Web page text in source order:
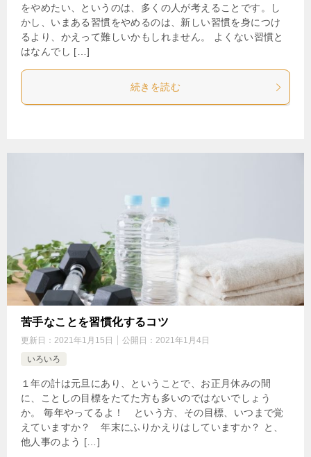
をやめたい、というのは、多くの人が考えることです。し
かし、いまある習慣をやめるのは、新しい習慣を身につけ
るより、かえって難しいかもしれません。 よくない習慣と
はなんでし […]
続きを読む
苦手なことを習慣化するコツ
更新日： 2021年1月15日 公開日： 2021年1月4日
いろいろ
１年の計は元旦にあり、ということで、お正月休みの間
に、ことしの目標をたてた方も多いのではないでしょう
か。 毎年やってるよ！ という方、その目標、いつまで覚
えていますか？ 年末にふりかえりはしていますか？ と、
他人事のよう […]